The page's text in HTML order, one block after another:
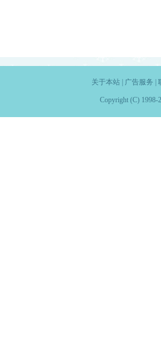
关于本站| 广告服务
Copyright (C) 1998-